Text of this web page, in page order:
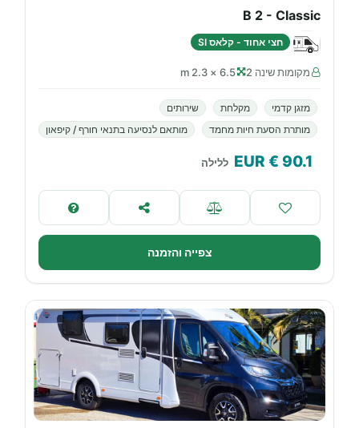
B 2 - Classic
חצי אחוד - קלאס SI
מקומות שינה 2 6.5 × 2.3 m
מזגן קדמי מקלחת
שירותים
מותרת הסעת חיות מחמד
מותאם לנסיעה בתנאי חורף / קיפאון
90.1
€ EUR ללילה
צפייה והזמנה